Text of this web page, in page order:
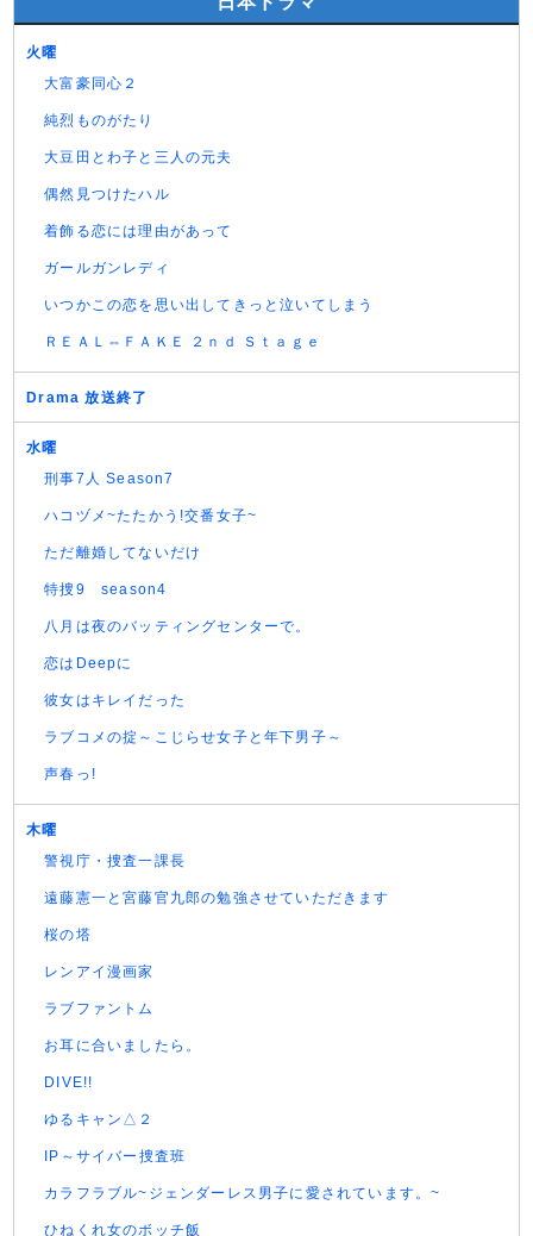
火曜
大富豪同心２
純烈ものがたり
大豆田とわ子と三人の元夫
偶然見つけたハル
着飾る恋には理由があって
ガールガンレディ
いつかこの恋を思い出してきっと泣いてしまう
ＲＥＡＬ⇔ＦＡＫＥ ２ｎｄ Ｓｔａｇｅ
Drama 放送終了
水曜
刑事7人 Season7
ハコヅメ~たたかう!交番女子~
ただ離婚してないだけ
特捜9 season4
八月は夜のバッティングセンターで。
恋はDeepに
彼女はキレイだった
ラブコメの掟～こじらせ女子と年下男子～
声春っ!
木曜
警視庁・捜査一課長
遠藤憲一と宮藤官九郎の勉強させていただきます
桜の塔
レンアイ漫画家
ラブファントム
お耳に合いましたら。
DIVE!!
ゆるキャン△２
IP～サイバー捜査班
カラフラブル~ジェンダーレス男子に愛されています。~
ひねくれ女のボッチ飯